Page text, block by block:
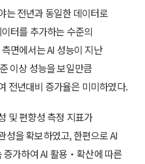
는 전년과 동일한 데이터로
터를 추가하는 수준의
면에서는 AI 성능이 지난
이상 성능을 보일만큼
전년대비 증가율은 미미하였다.
및 편향성 측정 지표가
성을 확보하였고, 한편으로 AI
증가하여 AI 활용‧확산에 따른